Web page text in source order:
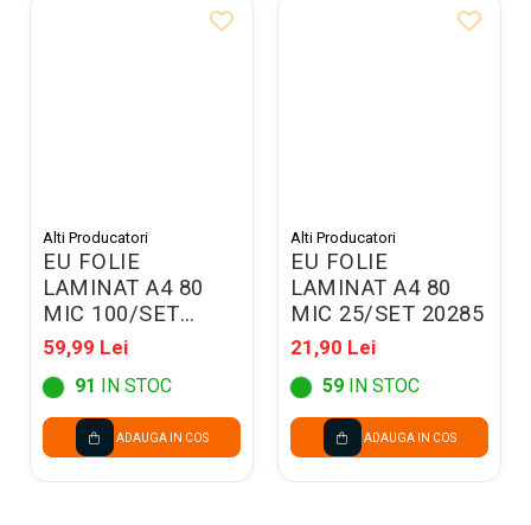
Alti Producatori
EU FOLIE
LAMINAT A4 80
MIC 100/SET
20281
59,99 Lei
91 IN STOC
ADAUGA IN COS
Alti Producatori
EU FOLIE
LAMINAT A4 80
MIC 25/SET 20285
21,90 Lei
59 IN STOC
ADAUGA IN COS